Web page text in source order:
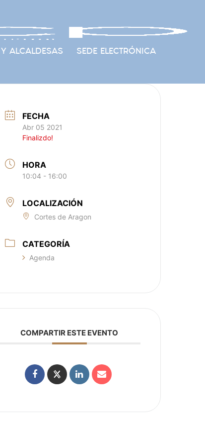
ALCALDESAS SEDE ELECTRÓNICA
FECHA
Abr 05 2021
Finalizdo!
HORA
10:04 - 16:00
LOCALIZACIÓN
Cortes de Aragon
CATEGORÍA
Agenda
COMPARTIR ESTE EVENTO